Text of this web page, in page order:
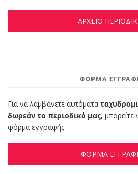
ΑΡΧΕΙΟ
ΦΌΡΜΑ
Για να λαμβάνετε αυτόματα
δωρεάν το περιοδικό μας,
φόρμα εγγραφής.
ΦΟΡΜΑ